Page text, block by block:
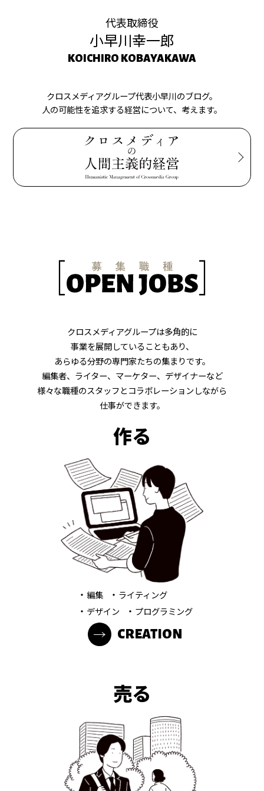
代表取締役
小早川幸一郎
KOICHIRO KOBAYAKAWA
クロスメディアグループ代表小早川のブログ。
人の可能性を追求する経営について、考えます。
クロスメディアグループは多角的に
事業を展開していることもあり、
あらゆる分野の専門家たちの集まりです。
編集者、ライター、マーケター、デザイナーなど
様々な職種のスタッフとコラボレーションしながら
仕事ができます。
作る
・ 編集 ・ ライティング
・ デザイン ・ プログラミング
CREATION
売る